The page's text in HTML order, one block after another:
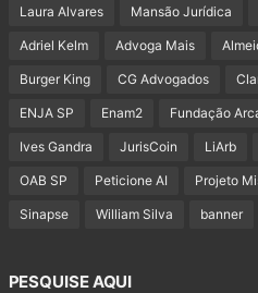
Laura Alvares Mansão Jurídica
Adriel Kelm Advoga Mais
Burger King CG Advogados
ENJA SP Enam2 Fundação
Ives Gandra JurisCoin LiArb
OAB SP Peticione AI Projeto
Sinapse William Silva banner
PESQUISE AQUI